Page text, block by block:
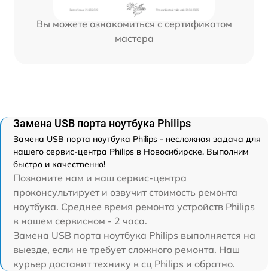
Вы можете ознакомиться с сертификатом
мастера
Замена USB порта ноутбука Philips
Замена USB порта ноутбука Philips - несложная задача для
нашего сервис-центра Philips в Новосибирске. Выполним
быстро и качественно!
Позвоните нам и наш сервис-центра
проконсультирует и озвучит стоимость ремонта
ноутбука. Среднее время ремонта устройств Philips
в нашем сервисном - 2 часа.
Замена USB порта ноутбука Philips выполняется на
выезде, если не требует сложного ремонта. Наш
курьер доставит технику в сц Philips и обратно.